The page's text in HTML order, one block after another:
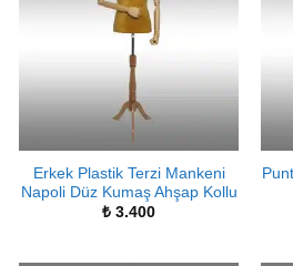
Erkek Plastik Terzi Mankeni
Napoli Düz Kumaş Ahşap Kollu
₺ 3.400